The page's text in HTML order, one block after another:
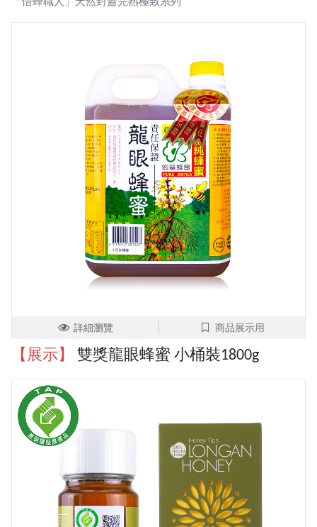
「悟蜂職人」天然封蓋完熟極致系列
詳細瀏覽 商品展示用
【展示】 雙獎龍眼蜂蜜 小桶裝1800g